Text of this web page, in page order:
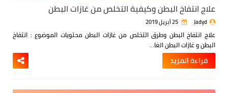
علاج انتفاخ البطن وكيفية التخلص من غازات البطن
Jadyd
علاج انتفاخ البطن وطرق التخلص من غازات البطنمحتويات الموضوع : انتفاخ
البطن و غازات البطنالغا…
قراءة المزيد